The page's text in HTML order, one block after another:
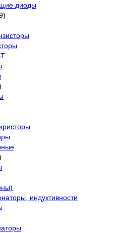
диоды
индуктивности